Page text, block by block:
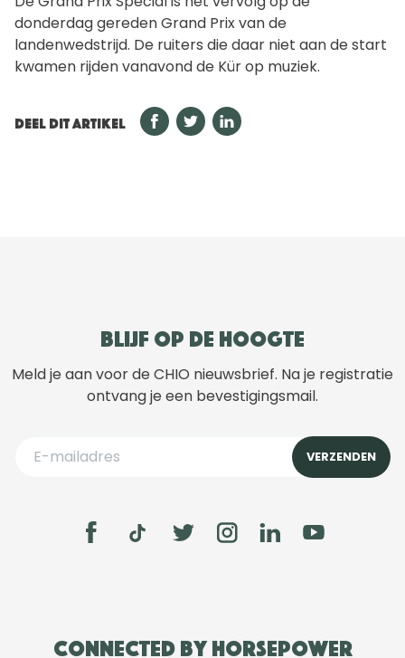
donderdag gereden Grand Prix van de
landenwedstrijd. De ruiters die daar niet aan de start
kwamen rijden vanavond de Kür op muziek.
DEEL DIT ARTIKEL
Blijf op de hoogte
Meld je aan voor de CHIO nieuwsbrief. Na je registratie
ontvang je een bevestigingsmail.
Connected by Horsepower